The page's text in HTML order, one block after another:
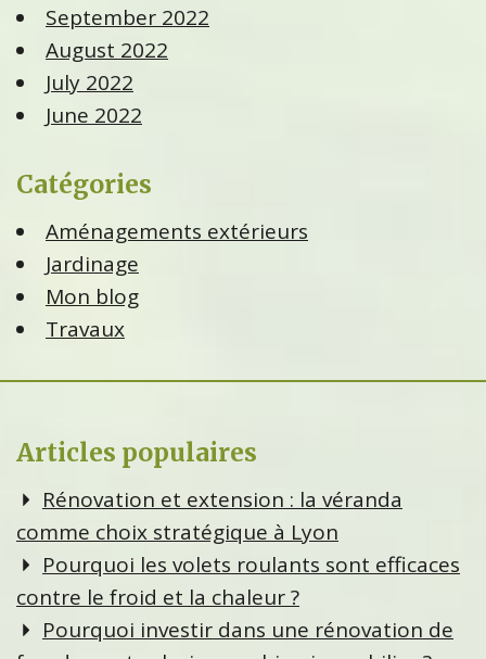
September 2022
August 2022
July 2022
June 2022
Catégories
Aménagements extérieurs
Jardinage
Mon blog
Travaux
Articles populaires
Rénovation et extension : la véranda
comme choix stratégique à Lyon
Pourquoi les volets roulants sont efficaces
contre le froid et la chaleur ?
Pourquoi investir dans une rénovation de